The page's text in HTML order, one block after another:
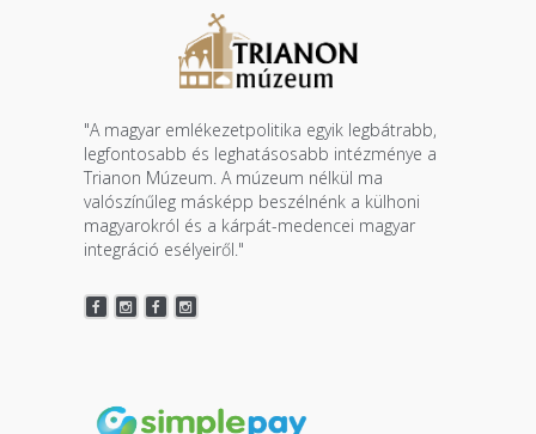
"A magyar emlékezetpolitika egyik legbátrabb,
legfontosabb és leghatásosabb intézménye a
Trianon Múzeum. A múzeum nélkül ma
valószínűleg másképp beszélnénk a külhoni
magyarokról és a kárpát-medencei magyar
integráció esélyeiről."